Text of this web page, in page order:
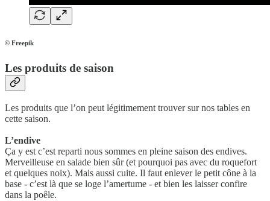
© Freepik
Les produits de saison
Les produits que l’on peut légitimement trouver sur nos tables en
cette saison.
L’endive
Ça y est c’est reparti nous sommes en pleine saison des endives.
Merveilleuse en salade bien sûr (et pourquoi pas avec du roquefort
et quelques noix). Mais aussi cuite. Il faut enlever le petit cône à la
base - c’est là que se loge l’amertume - et bien les laisser confire
dans la poêle.